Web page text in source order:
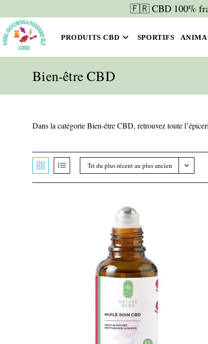
to
content
🇫🇷 CBD 100%
PRODUITS CBD SPORTIFS
Bien-être CBD
Dans la catégorie Bien-être CBD, retrouvez toute
Tri du plus récent au plus ancien